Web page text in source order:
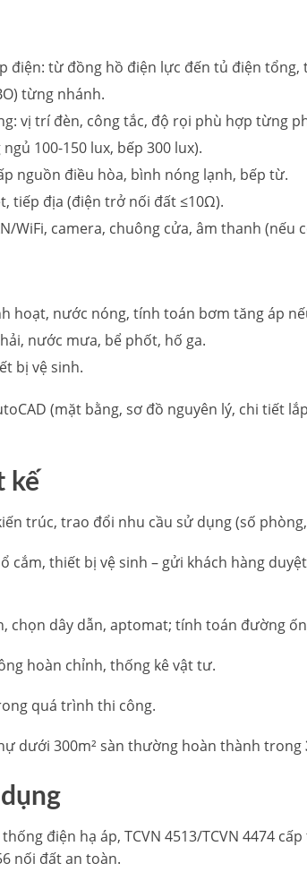
điện: từ đồng hồ điện lực đến tủ điện tổng,
từng nhánh.
vị trí đèn, công tắc, độ rọi phù hợp từng
100-150 lux, bếp 300 lux).
nguồn điều hòa, bình nóng lạnh, bếp từ.
tiếp địa (điện trở nối đất ≤10Ω).
WiFi, camera, chuông cửa, âm thanh (nếu
hoạt, nước nóng, tính toán bơm tăng áp
nước mưa, bể phốt, hố ga.
bị vệ sinh.
(mặt bằng, sơ đồ nguyên lý, chi tiết
kế
trúc, trao đổi nhu cầu sử dụng (số
cắm, thiết bị vệ sinh – gửi khách hàng
chọn dây dẫn, aptomat; tính toán đường
hoàn chỉnh, thống kê vật tư.
quá trình thi công.
dưới 300m² sàn thường hoàn thành trong
thống điện hạ áp, TCVN 4513/TCVN 4474
nối đất an toàn.